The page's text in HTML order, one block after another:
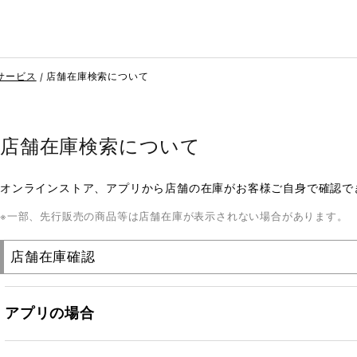
ービス 店舗在庫検索について
店舗在庫検索について
オンラインストア、アプリから店舗の在庫がお客様ご自身で確認で
一部、先行販売の商品等は店舗在庫が表示されない場合があります。
店舗在庫確認
アプリの場合